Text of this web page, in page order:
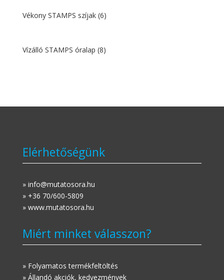
Vékony STAMPS szíjak (6)
Vízálló STAMPS óralap (8)
Elérhetőségünk
» info@mutatosora.hu
» +36 70/600-5809
» www.mutatosora.hu
Miért minket válasszon?
» Folyamatos termékfeltöltés
» Állandó akciók, kedvezmények